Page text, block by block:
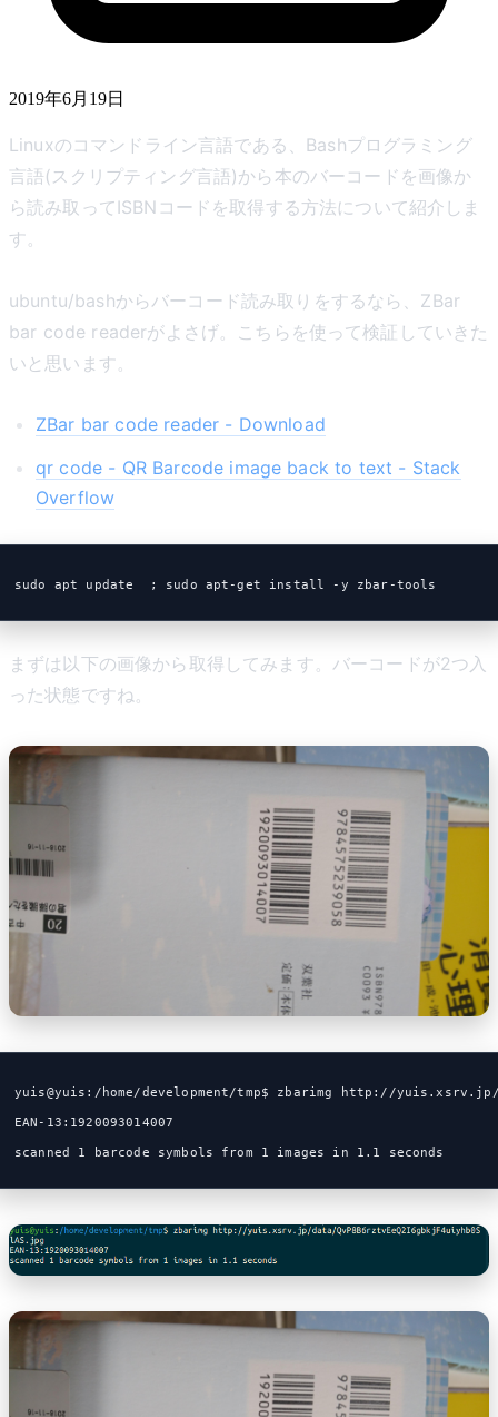
2019年6月19日
Linuxのコマンドライン言語である、Bashプログラミング
言語(スクリプティング言語)から本のバーコードを画像か
ら読み取ってISBNコードを取得する方法について紹介しま
す。
ubuntu/bashからバーコード読み取りをするなら、ZBar
bar code readerがよさげ。こちらを使って検証していきた
いと思います。
ZBar bar code reader - Download
qr code - QR Barcode image back to text - Stack
Overflow
sudo apt update  ; sudo apt-get install -y zbar-tools
まずは以下の画像から取得してみます。バーコードが2つ入
った状態ですね。
yuis@yuis:/home/development/tmp$ zbarimg http://yuis.xsrv.jp/
EAN-13:1920093014007
scanned 1 barcode symbols from 1 images in 1.1 seconds